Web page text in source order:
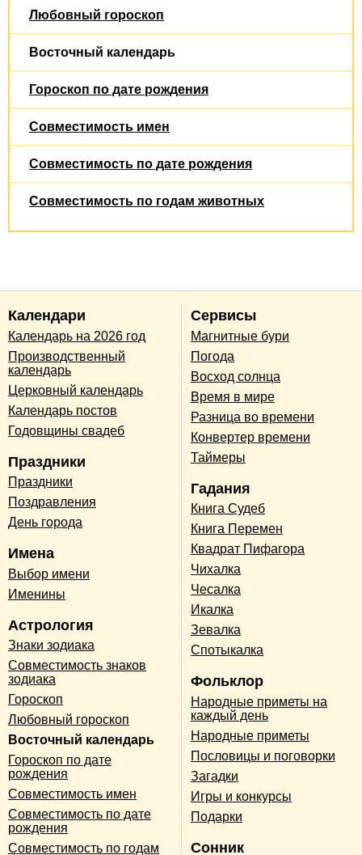
Любовный гороскоп
Восточный календарь
Гороскоп по дате рождения
Совместимость имен
Совместимость по дате рождения
Совместимость по годам животных
Календари
Календарь на 2026 год
Производственный
календарь
Церковный календарь
Календарь постов
Годовщины свадеб
Праздники
Праздники
Поздравления
День города
Имена
Выбор имени
Именины
Астрология
Знаки зодиака
Совместимость знаков
зодиака
Гороскоп
Любовный гороскоп
Восточный календарь
Гороскоп по дате
рождения
Совместимость имен
Совместимость по дате
рождения
Совместимость по годам
Сервисы
Магнитные бури
Погода
Восход солнца
Время в мире
Разница во времени
Конвертер времени
Таймеры
Гадания
Книга Судеб
Книга Перемен
Квадрат Пифагора
Чихалка
Чесалка
Икалка
Зевалка
Спотыкалка
Фольклор
Народные приметы на
каждый день
Народные приметы
Пословицы и поговорки
Загадки
Игры и конкурсы
Подарки
Сонник